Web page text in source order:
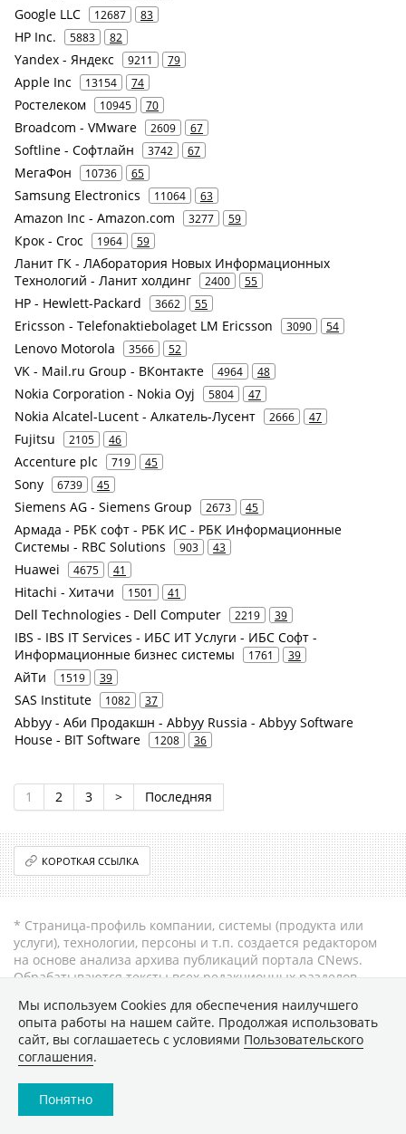
Google LLC 12687 83
HP Inc. 5883 82
Yandex - Яндекс 9211 79
Apple Inc 13154 74
Ростелеком 10945 70
Broadcom - VMware 2609 67
Softline - Софтлайн 3742 67
МегаФон 10736 65
Samsung Electronics 11064 63
Amazon Inc - Amazon.com 3277 59
Крок - Croc 1964 59
Ланит ГК - ЛАборатория Новых Информационных
Технологий - Ланит холдинг
2400 55
HP - Hewlett-Packard 3662 55
Ericsson - Telefonaktiebolaget LM Ericsson 3090 54
Lenovo Motorola 3566 52
VK - Mail.ru Group - ВКонтакте 4964 48
Nokia Corporation - Nokia Oyj 5804 47
Nokia Alcatel-Lucent - Алкатель-Лусент 2666 47
Fujitsu 2105 46
Accenture plc 719 45
Sony 6739 45
Siemens AG - Siemens Group 2673 45
Армада - РБК софт - РБК ИС - РБК Информационные
Системы - RBC Solutions
903 43
Huawei 4675 41
Hitachi - Хитачи 1501 41
Dell Technologies - Dell Computer 2219 39
IBS - IBS IT Services - ИБС ИТ Услуги - ИБС Софт -
Информационные бизнес системы
1761 39
АйТи 1519 39
SAS Institute 1082 37
Abbyy - Аби Продакшн - Abbyy Russia - Abbyy Software
House - BIT Software
1208 36
1 2 3 > Последняя
КОРОТКАЯ ССЫЛКА
* Страница-профиль компании, системы (продукта или
услуги), технологии, персоны и т.п. создается редактором
на основе анализа архива публикаций портала CNews.
Обрабатываются тексты всех редакционных разделов
аналитические обзоры рынков, интервью, а также
содержание партнёрских проектов). Таким образом, чем
больше публикаций на CNews было с именем компании
или продукта/услуги, тем более информативен профиль.
Профиль может быть дополнен (обогащен) дополнительной
информацией, в т.ч. презентацией о компании или
продукте/услуге.
Мы используем Сookies для обеспечения наилучшего
опыта работы на нашем сайте. Продолжая использовать
сайт, вы соглашаетесь с условиями Пользовательского
соглашения.
Понятно